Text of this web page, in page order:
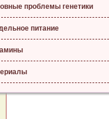
проблемы генетики
питание